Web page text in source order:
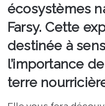
écosystèmes
Farsy. Cette
destinée à
l’importance
terre